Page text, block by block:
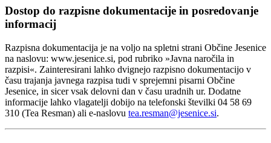
Dostop do razpisne dokumentacije in posredovanje
informacij
Razpisna dokumentacija je na voljo na spletni strani Občine Jesenice
na naslovu: www.jesenice.si, pod rubriko »Javna naročila in
razpisi«. Zainteresirani lahko dvignejo razpisno dokumentacijo v
času trajanja javnega razpisa tudi v sprejemni pisarni Občine
Jesenice, in sicer vsak delovni dan v času uradnih ur. Dodatne
informacije lahko vlagatelji dobijo na telefonski številki 04 58 69
310 (Tea Resman) ali e-naslovu tea.resman@jesenice.si.